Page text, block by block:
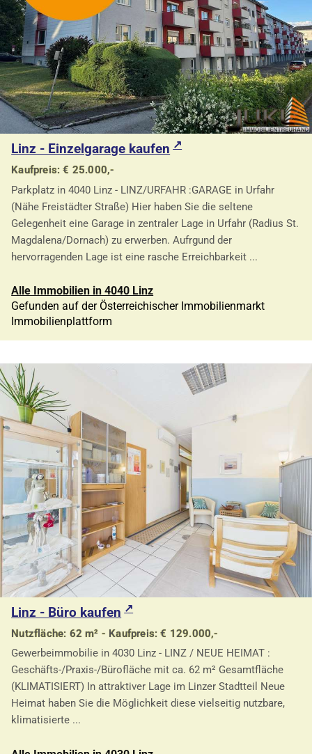
Linz - Einzelgarage kaufen
Kaufpreis: € 25.000,-
Parkplatz in 4040 Linz - LINZ/URFAHR :GARAGE in Urfahr
(Nähe Freistädter Straße) Hier haben Sie die seltene
Gelegenheit eine Garage in zentraler Lage in Urfahr (Radius St.
Magdalena/Dornach) zu erwerben. Aufrgund der
hervorragenden Lage ist eine rasche Erreichbarkeit ...
Alle Immobilien in 4040 Linz
Gefunden auf der Österreichischer Immobilienmarkt
Immobilienplattform
Linz - Büro kaufen
Nutzfläche: 62 m² - Kaufpreis: € 129.000,-
Gewerbeimmobilie in 4030 Linz - LINZ / NEUE HEIMAT :
Geschäfts-/Praxis-/Bürofläche mit ca. 62 m² Gesamtfläche
(KLIMATISIERT) In attraktiver Lage im Linzer Stadtteil Neue
Heimat haben Sie die Möglichkeit diese vielseitig nutzbare,
klimatisierte ...